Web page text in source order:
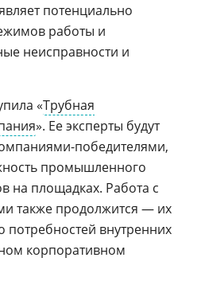
потенциально
работы и
неисправности и
«Трубная
». Ее эксперты будут
победителями,
промышленного
на площадках. Работа с
также продолжится — их
потребностей внутренних
корпоративном